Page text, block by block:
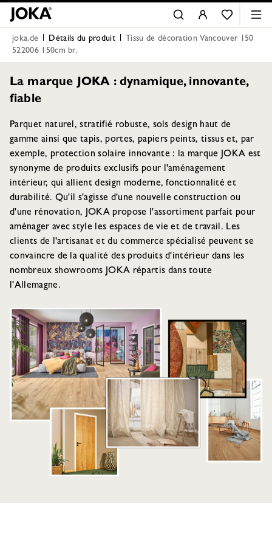
joka.de Détails du produit
Tissu de décoration Vancouver 150
522006 150cm br.
La marque JOKA : dynamique, innovante,
fiable
Parquet naturel, stratifié robuste, sols design haut de
gamme ainsi que tapis, portes, papiers peints, tissus et, par
exemple, protection solaire innovante : la marque JOKA est
synonyme de produits exclusifs pour l'aménagement
intérieur, qui allient design moderne, fonctionnalité et
durabilité. Qu'il s'agisse d'une nouvelle construction ou
d'une rénovation, JOKA propose l'assortiment parfait pour
aménager avec style les espaces de vie et de travail. Les
clients de l'artisanat et du commerce spécialisé peuvent se
convaincre de la qualité des produits d'intérieur dans les
nombreux showrooms JOKA répartis dans toute
l'Allemagne.